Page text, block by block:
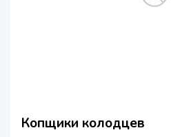
Копщики колодцев